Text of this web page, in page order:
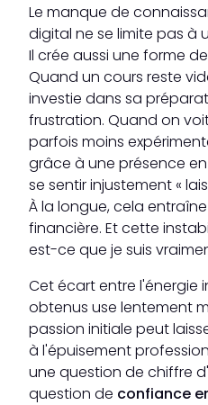
Le manque de
digital ne se limite pas à
Il crée aussi une forme
Quand un cours reste
investie dans sa
frustration. Quand on
parfois moins
grâce à une présence
se sentir injustement «
À la longue, cela
financière. Et cette
est-ce que je suis
Cet écart entre l'énergie
obtenus use lentement
passion initiale peut
à l'épuisement
une question de chiffre
question de confiance